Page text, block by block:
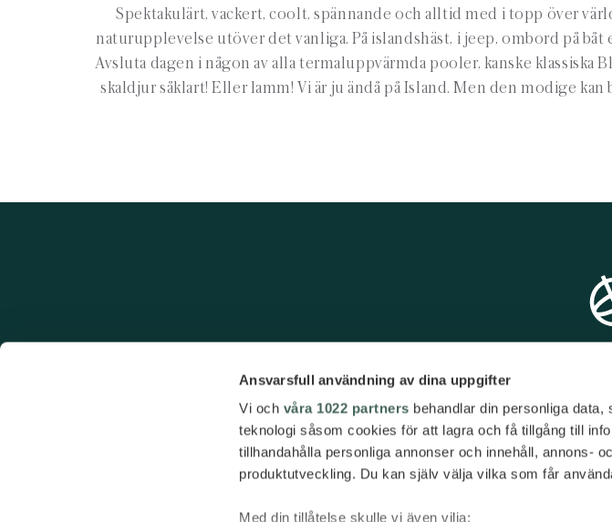
Ansvarsfull användning av dina uppgifter
Vi och våra 1022 partners behandlar din personliga
teknologi såsom cookies för att lagra och få tillgång till
tillhandahålla personliga annonser och innehåll, annons-
produktutveckling. Du kan själv välja vilka som får
Med din tillåtelse skulle vi även vilja:
Spektakulärt, vackert, coolt, spännande och alltid med i topp över
naturupplevelse utöver det vanliga. På islandshäst, i jeep, ombord på
Avsluta dagen i någon av alla termaluppvärmda pooler, kanske
skaldjur såklart! Eller lamm! Vi är ju ändå på Island. Men den modige